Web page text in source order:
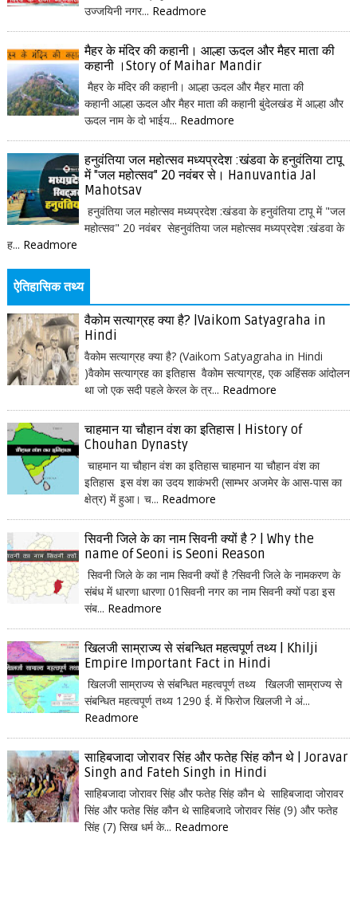
उज्जयिनी नगर... Readmore
मैहर के मंदिर की कहानी। आल्हा ऊदल और मैहर माता की
कहानी ।Story of Maihar Mandir
मैहर के मंदिर की कहानी। आल्हा ऊदल और मैहर माता की
कहानी आल्हा ऊदल और मैहर माता की कहानी बुंदेलखंड में आल्हा और
ऊदल नाम के दो भाईय... Readmore
हनुवंतिया जल महोत्सव मध्यप्रदेश :खंडवा के हनुवंतिया टापू
में "जल महोत्सव" 20 नवंबर से। Hanuvantia Jal
Mahotsav
हनुवंतिया जल महोत्सव मध्यप्रदेश :खंडवा के हनुवंतिया टापू में "जल
महोत्सव" 20 नवंबर सेहनुवंतिया जल महोत्सव मध्यप्रदेश :खंडवा के
ह... Readmore
ऐतिहासिक तथ्य
वैकोम सत्याग्रह क्या है? |Vaikom Satyagraha in
Hindi
वैकोम सत्याग्रह क्या है? (Vaikom Satyagraha in Hindi
)वैकोम सत्याग्रह का इतिहास वैकोम सत्याग्रह, एक अहिंसक आंदोलन
था जो एक सदी पहले केरल के त्र... Readmore
चाहमान या चौहान वंश का इतिहास | History of
Chouhan Dynasty
चाहमान या चौहान वंश का इतिहास चाहमान या चौहान वंश का
इतिहास इस वंश का उदय शाकंभरी (साम्भर अजमेर के आस-पास का
क्षेत्र) में हुआ। च... Readmore
सिवनी जिले के का नाम सिवनी क्यों है ? | Why the
name of Seoni is Seoni Reason
सिवनी जिले के का नाम सिवनी क्यों है ?सिवनी जिले के नामकरण के
संबंध में धारणा धारणा 01सिवनी नगर का नाम सिवनी क्यों पडा इस
संब... Readmore
खिलजी साम्राज्य से संबन्धित महत्वपूर्ण तथ्य | Khilji
Empire Important Fact in Hindi
खिलजी साम्राज्य से संबन्धित महत्वपूर्ण तथ्य खिलजी साम्राज्य से
संबन्धित महत्वपूर्ण तथ्य 1290 ई. में फिरोज खिलजी ने अं...
Readmore
साहिबजादा जोरावर सिंह और फतेह सिंह कौन थे | Joravar
Singh and Fateh Singh in Hindi
साहिबजादा जोरावर सिंह और फतेह सिंह कौन थे साहिबजादा जोरावर
सिंह और फतेह सिंह कौन थे साहिबजादे जोरावर सिंह (9) और फतेह
सिंह (7) सिख धर्म के... Readmore